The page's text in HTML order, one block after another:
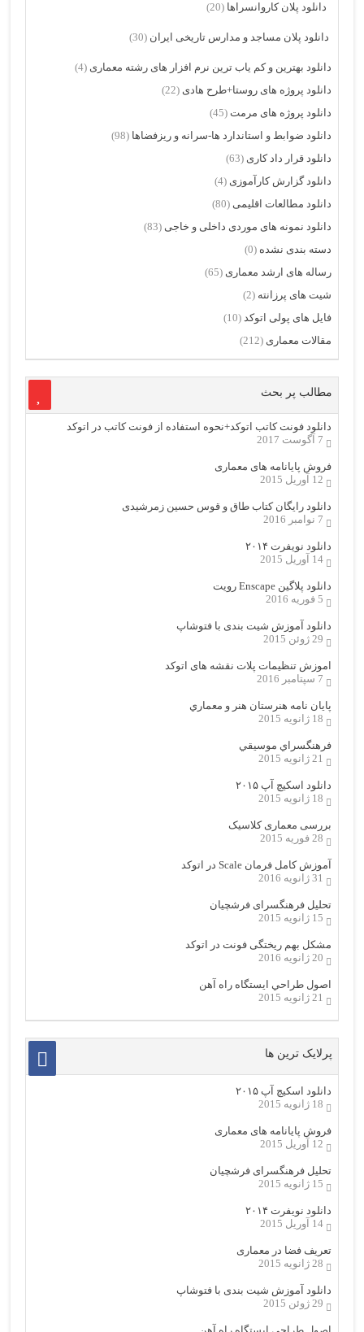
دانلود پلان کاروانسراها (20)
دانلود پلان مساجد و مدارس تاریخی ایران (30)
دانلود بهترین و کم یاب ترین نرم افزار های رشته معماری (4)
دانلود پروژه های روستا+طرح هادی (22)
دانلود پروژه های مرمت (45)
دانلود ضوابط و استاندارد ها-سرانه و ریزفضاها (98)
دانلود قرار داد کاری (63)
دانلود گزارش کارآموزی (4)
دانلود مطالعات اقلیمی (80)
دانلود نمونه های موردی داخلی و خاجی (83)
دسته بندی نشده (0)
رساله های ارشد معماری (65)
شیت های پرزانته (2)
فایل های پولی اتوکد (10)
مقالات معماری (212)
مطالب پر بحث
دانلود فونت کاتب اتوکد+نحوه استفاده از فونت کاتب در اتوکد
7 آگوست 2017
فروش پایانامه های معماری
12 آوریل 2015
دانلود رایگان کتاب طاق و قوس حسین زمرشیدی
7 نوامبر 2016
دانلود نویفرت ۲۰۱۴
14 آوریل 2015
دانلود پلاگین Enscape رویت
5 فوریه 2016
دانلود آموزش شیت بندی با فتوشاپ
29 ژوئن 2015
اموزش تنظیمات پلات نقشه های اتوکد
7 سپتامبر 2016
پایان نامه هنرستان هنر و معماري
18 ژانویه 2015
فرهنگسراي موسيقي
21 ژانویه 2015
دانلود اسکیچ آپ ۲۰۱۵
18 ژانویه 2015
بررسی معماری کلاسیک
28 فوریه 2015
آموزش کامل فرمان Scale در اتوکد
31 ژانویه 2016
تحلیل فرهنگسرای فرشچیان
15 ژانویه 2015
مشکل بهم ریختگی فونت در اتوکد
20 ژانویه 2016
اصول طراحي ایستگاه راه آهن
21 ژانویه 2015
پرلایک ترین ها
دانلود اسکیچ آپ ۲۰۱۵
18 ژانویه 2015
فروش پایانامه های معماری
12 آوریل 2015
تحلیل فرهنگسرای فرشچیان
15 ژانویه 2015
دانلود نویفرت ۲۰۱۴
14 آوریل 2015
تعریف فضا در معماری
28 ژانویه 2015
دانلود آموزش شیت بندی با فتوشاپ
29 ژوئن 2015